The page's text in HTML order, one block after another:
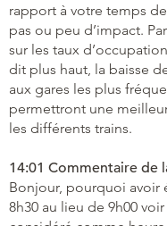
rapport à votre temps
pas ou peu d’impact.
sur les taux
dit plus haut, la baisse
aux gares les plus
permettront une
les différents trains.
14:01 Commentaire de
Bonjour, pourquoi avoir
8h30 au lieu de 9h00